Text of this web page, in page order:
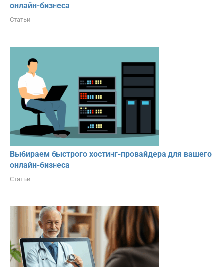
онлайн-бизнеса
Статьи
Выбираем быстрого хостинг-провайдера для вашего
онлайн-бизнеса
Статьи